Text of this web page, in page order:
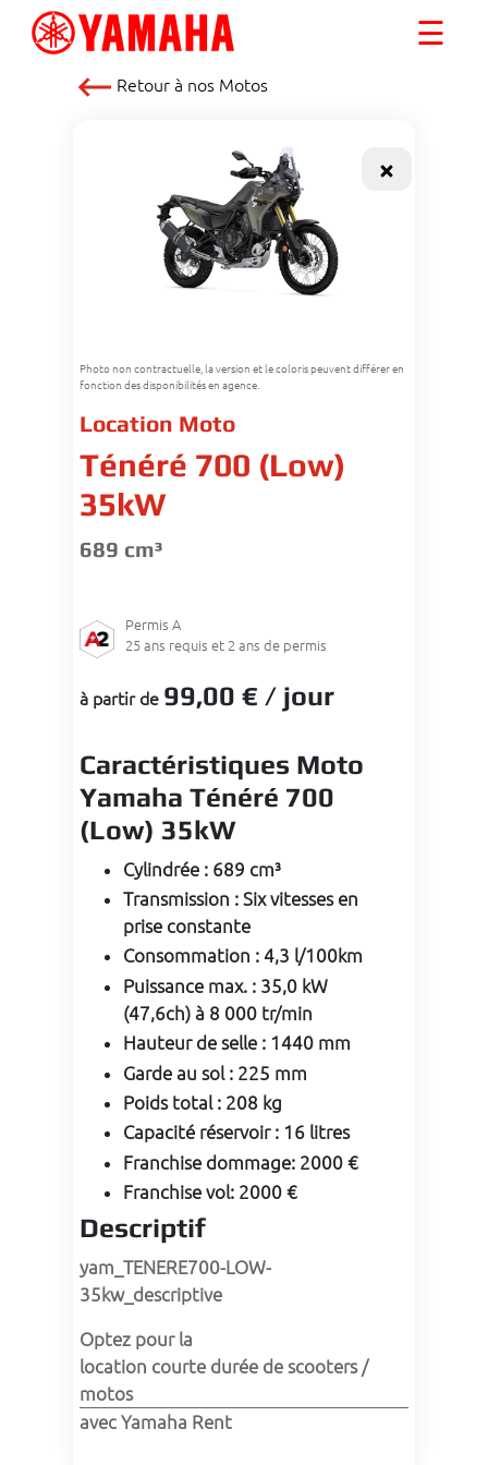
☰
Retour à nos Motos
Photo non contractuelle, la version et le coloris peuvent différer en
fonction des disponibilités en agence.
Location Moto
Ténéré 700 (Low)
35kW
689 cm³
Permis A
25ans requis et 2 ans de permis
à partir de 99,00 € / jour
Caractéristiques Moto
Yamaha Ténéré 700
(Low) 35kW
Cylindrée : 689 cm³
Transmission :Six vitesses en
prise constante
Consommation :4,3 l/100km
Puissance max. : 35,0 kW
(47,6ch) à 8 000 tr/min
Hauteur de selle : 1440 mm
Garde au sol : 225 mm
Poids total : 208 kg
Capacité réservoir : 16 litres
Franchise dommage: 2000 €
Franchise vol: 2000 €
Descriptif
yam_TENERE700-LOW-
35kw_descriptive
Optez pour la
location courte durée de scooters /
motos
avec Yamaha Rent